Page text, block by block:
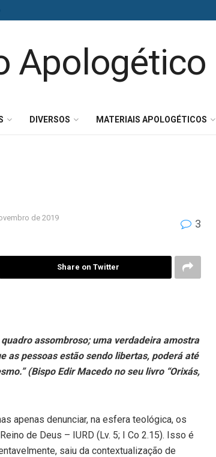
DIVERSOS MATERIAIS APOLOGÉTICOS
de 2019
3
Share on Twitter
assombroso; uma verdadeira amostra
as pessoas estão sendo libertas, poderá até
(Bispo Edir Macedo no seu livro “Orixás,
apenas denunciar, na esfera teológica, os
de Deus – IURD (Lv. 5; I Co 2.15). Isso é
saiu da contextualização de